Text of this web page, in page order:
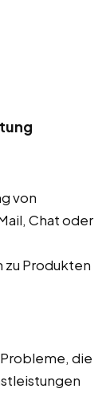
von
Chat oder
Produkten
die